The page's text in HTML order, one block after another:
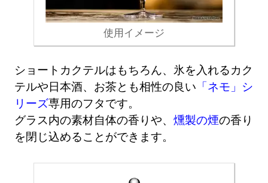
使用イメージ
ショートカクテルはもちろん、氷を入れるカク
テルや日本酒、お茶とも相性の良い 「ネモ」シ
リーズ専用のフタです。
グラス内の素材自体の香りや、燻製の煙の香り
を閉じ込めることができます。